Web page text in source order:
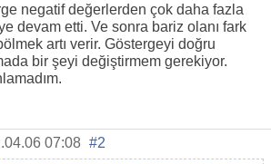
negatif değerlerden çok daha fazla
devam etti. Ve sonra bariz olanı fark
artı verir. Göstergeyi doğru
bir şeyi değiştirmem gerekiyor.
07:08 #2